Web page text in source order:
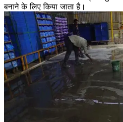
बनाने के लिए किया जाता है।